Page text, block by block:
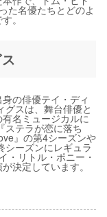
た名優たちとどのよ
す。
の俳優テイ・ディ
グスは、舞台俳優と
名ミュージカルに
ステラが恋に落ち
』の第4シーズンや
シーズンにレギュラ
・リトル・ポニー・
決定しています。